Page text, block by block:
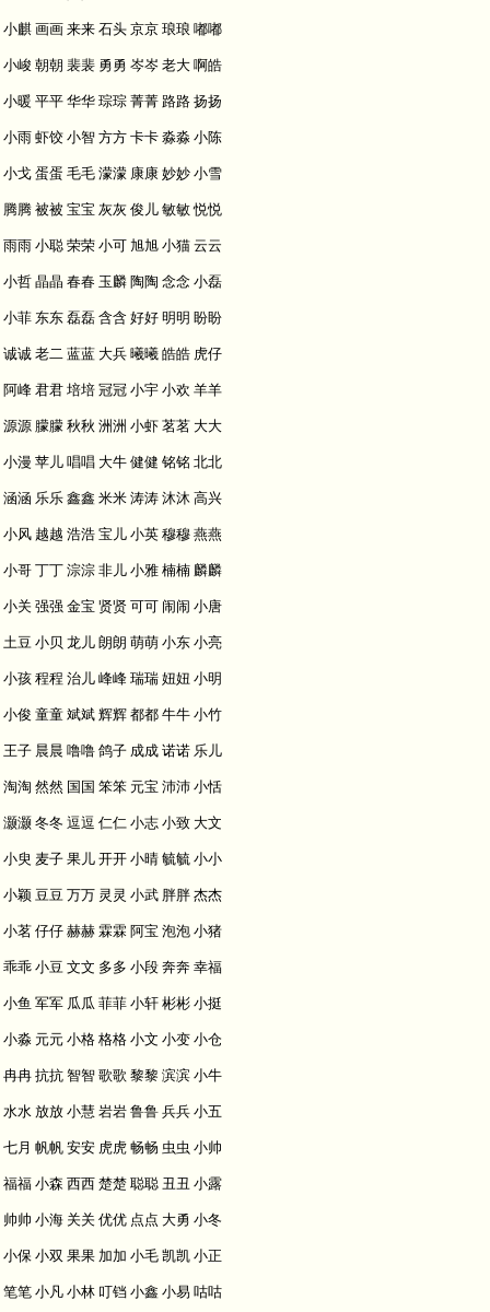
小麒 画画 来来 石头 京京 琅琅 嘟嘟
小峻 朝朝 裴裴 勇勇 岑岑 老大 啊皓
小暖 平平 华华 琮琮 菁菁 路路 扬扬
小雨 虾饺 小智 方方 卡卡 淼淼 小陈
小戈 蛋蛋 毛毛 濛濛 康康 妙妙 小雪
腾腾 被被 宝宝 灰灰 俊儿 敏敏 悦悦
雨雨 小聪 荣荣 小可 旭旭 小猫 云云
小哲 晶晶 春春 玉麟 陶陶 念念 小磊
小菲 东东 磊磊 含含 好好 明明 盼盼
诚诚 老二 蓝蓝 大兵 曦曦 皓皓 虎仔
阿峰 君君 培培 冠冠 小宇 小欢 羊羊
源源 朦朦 秋秋 洲洲 小虾 茗茗 大大
小漫 苹儿 唱唱 大牛 健健 铭铭 北北
涵涵 乐乐 鑫鑫 米米 涛涛 沐沐 高兴
小风 越越 浩浩 宝儿 小英 穆穆 燕燕
小哥 丁丁 淙淙 非儿 小雅 楠楠 麟麟
小关 强强 金宝 贤贤 可可 闹闹 小唐
土豆 小贝 龙儿 朗朗 萌萌 小东 小亮
小孩 程程 治儿 峰峰 瑞瑞 妞妞 小明
小俊 童童 斌斌 辉辉 都都 牛牛 小竹
王子 晨晨 噜噜 鸽子 成成 诺诺 乐儿
淘淘 然然 国国 笨笨 元宝 沛沛 小恬
灏灏 冬冬 逗逗 仁仁 小志 小致 大文
小臾 麦子 果儿 开开 小晴 毓毓 小小
小颖 豆豆 万万 灵灵 小武 胖胖 杰杰
小茗 仔仔 赫赫 霖霖 阿宝 泡泡 小猪
乖乖 小豆 文文 多多 小段 奔奔 幸福
小鱼 军军 瓜瓜 菲菲 小轩 彬彬 小挺
小淼 元元 小格 格格 小文 小变 小仓
冉冉 抗抗 智智 歌歌 黎黎 滨滨 小牛
水水 放放 小慧 岩岩 鲁鲁 兵兵 小五
七月 帆帆 安安 虎虎 畅畅 虫虫 小帅
福福 小森 西西 楚楚 聪聪 丑丑 小露
帅帅 小海 关关 优优 点点 大勇 小冬
小保 小双 果果 加加 小毛 凯凯 小正
笔笔 小凡 小林 叮铛 小鑫 小易 咕咕